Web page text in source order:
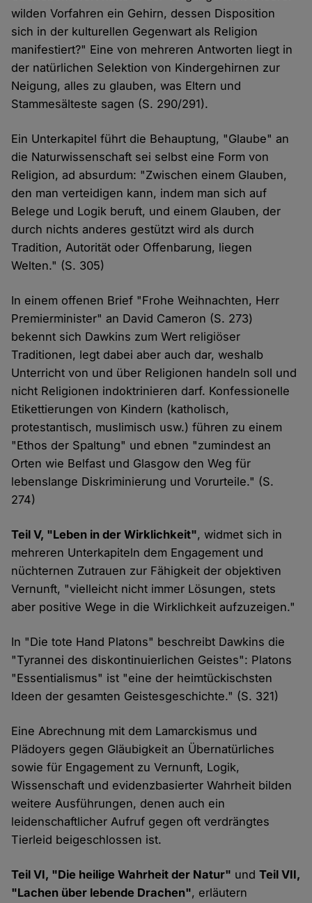
wilden Vorfahren ein Gehirn, dessen Disposition
sich in der kulturellen Gegenwart als Religion
manifestiert?" Eine von mehreren Antworten liegt in
der natürlichen Selektion von Kindergehirnen zur
Neigung, alles zu glauben, was Eltern und
Stammesälteste sagen (S. 290/291).
Ein Unterkapitel führt die Behauptung, "Glaube" an
die Naturwissenschaft sei selbst eine Form von
Religion, ad absurdum: "Zwischen einem Glauben,
den man verteidigen kann, indem man sich auf
Belege und Logik beruft, und einem Glauben, der
durch nichts anderes gestützt wird als durch
Tradition, Autorität oder Offenbarung, liegen
Welten." (S. 305)
In einem offenen Brief "Frohe Weihnachten, Herr
Premierminister" an David Cameron (S. 273)
bekennt sich Dawkins zum Wert religiöser
Traditionen, legt dabei aber auch dar, weshalb
Unterricht von und über Religionen handeln soll und
nicht Religionen indoktrinieren darf. Konfessionelle
Etikettierungen von Kindern (katholisch,
protestantisch, muslimisch usw.) führen zu einem
"Ethos der Spaltung" und ebnen "zumindest an
Orten wie Belfast und Glasgow den Weg für
lebenslange Diskriminierung und Vorurteile." (S.
274)
Teil V, "Leben in der Wirklichkeit", widmet sich in
mehreren Unterkapiteln dem Engagement und
nüchternen Zutrauen zur Fähigkeit der objektiven
Vernunft, "vielleicht nicht immer Lösungen, stets
aber positive Wege in die Wirklichkeit aufzuzeigen."
In "Die tote Hand Platons" beschreibt Dawkins die
"Tyrannei des diskontinuierlichen Geistes": Platons
"Essentialismus" ist "eine der heimtückischsten
Ideen der gesamten Geistesgeschichte." (S. 321)
Eine Abrechnung mit dem Lamarckismus und
Plädoyers gegen Gläubigkeit an Übernatürliches
sowie für Engagement zu Vernunft, Logik,
Wissenschaft und evidenzbasierter Wahrheit bilden
weitere Ausführungen, denen auch ein
leidenschaftlicher Aufruf gegen oft verdrängtes
Tierleid beigeschlossen ist.
Teil VI, "Die heilige Wahrheit der Natur" undTeil VII,
"Lachen über lebende Drachen", erläutern